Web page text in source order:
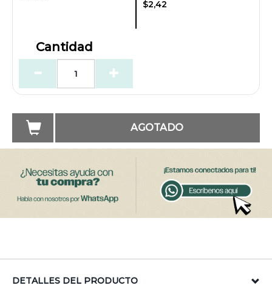
$2,42
Cantidad
AGOTADO
DETALLES DEL PRODUCTO